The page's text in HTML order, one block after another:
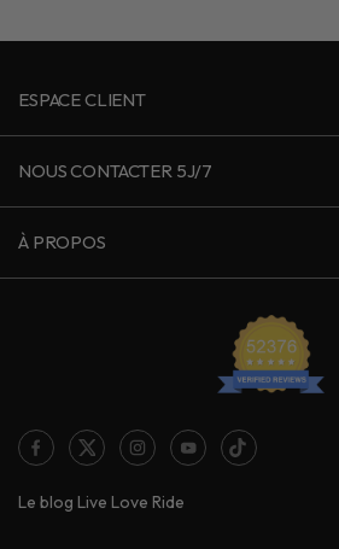
ESPACE CLIENT
NOUS CONTACTER 5J/7
À PROPOS
Le blog Live Love Ride